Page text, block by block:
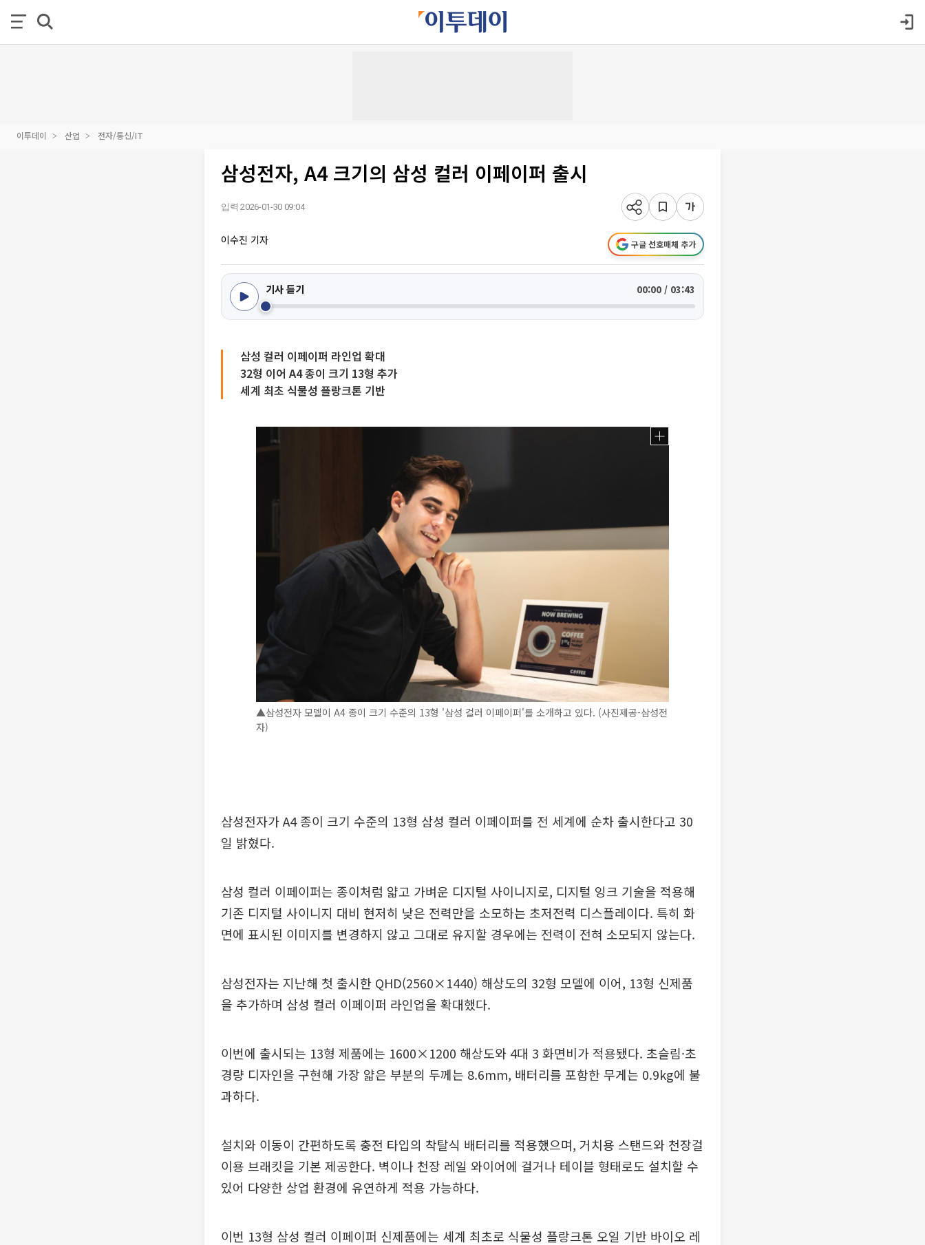
이투데이 산업 전자/통신/IT
삼성전자, A4 크기의 삼성 컬러 이페이퍼 출시
입력 2026-01-30 09:04
이수진 기자 구글 선호매체 추가
기사 듣기 00:00 / 03:43
삼성 컬러 이페이퍼 라인업 확대
32형 이어 A4 종이 크기 13형 추가
세계 최초 식물성 플랑크톤 기반
▲삼성전자 모델이 A4 종이 크기 수준의 13형 '삼성 컬러 이페이퍼'를 소개하고 있다. (사진제공-삼성전
자)
삼성전자가 A4 종이 크기 수준의 13형 삼성 컬러 이페이퍼를 전 세계에 순차 출시한다고 30
일 밝혔다.
삼성 컬러 이페이퍼는 종이처럼 얇고 가벼운 디지털 사이니지로, 디지털 잉크 기술을 적용해
기존 디지털 사이니지 대비 현저히 낮은 전력만을 소모하는 초저전력 디스플레이다. 특히 화
면에 표시된 이미지를 변경하지 않고 그대로 유지할 경우에는 전력이 전혀 소모되지 않는다.
삼성전자는 지난해 첫 출시한 QHD(2560×1440) 해상도의 32형 모델에 이어, 13형 신제품
을 추가하며 삼성 컬러 이페이퍼 라인업을 확대했다.
이번에 출시되는 13형 제품에는 1600×1200 해상도와 4대 3 화면비가 적용됐다. 초슬림·초
경량 디자인을 구현해 가장 얇은 부분의 두께는 8.6mm, 배터리를 포함한 무게는 0.9kg에 불
과하다.
설치와 이동이 간편하도록 충전 타입의 착탈식 배터리를 적용했으며, 거치용 스탠드와 천장걸
이용 브래킷을 기본 제공한다. 벽이나 천장 레일 와이어에 걸거나 테이블 형태로도 설치할 수
있어 다양한 상업 환경에 유연하게 적용 가능하다.
이번 13형 삼성 컬러 이페이퍼 신제품에는 세계 최초로 식물성 플랑크톤 오일 기반 바이오 레